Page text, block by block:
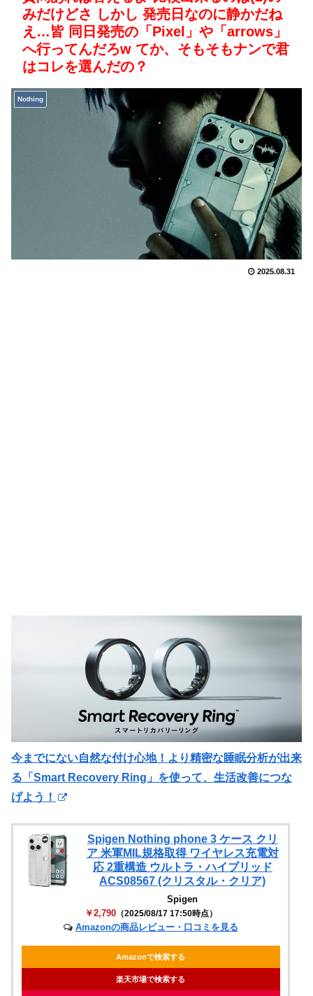
みだけどさ しかし 発売日なのに静かだね
え…皆 同日発売の「Pixel」や「arrows」
へ行ってんだろw てか、そもそもナンで君
はコレを選んだの？
Nothing
2025.08.31
今までにない自然な付け心地！より精密な睡眠分析が出来
る「Smart Recovery Ring」を使って、生活改善につな
げよう！
Spigen Nothing phone 3 ケース クリ
ア 米軍MIL規格取得 ワイヤレス充電対
応 2重構造 ウルトラ・ハイブリッド
ACS08567 (クリスタル・クリア)
Spigen
￥2,790（2025/08/17 17:50時点）
Amazonの商品レビュー・口コミを見る
Amazonで検索する
楽天市場で検索する